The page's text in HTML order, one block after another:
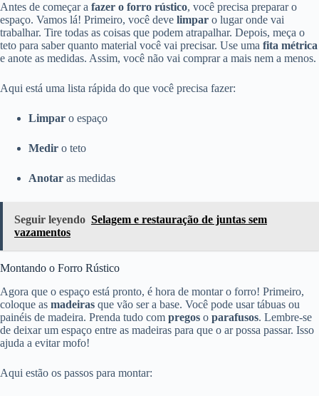
Antes de começar a fazer o forro rústico, você precisa preparar o
espaço. Vamos lá! Primeiro, você deve limpar o lugar onde vai
trabalhar. Tire todas as coisas que podem atrapalhar. Depois, meça o
teto para saber quanto material você vai precisar. Use uma fita métrica
e anote as medidas. Assim, você não vai comprar a mais nem a menos.
Aqui está uma lista rápida do que você precisa fazer:
Limpar o espaço
Medir o teto
Anotar as medidas
Seguir leyendo Selagem e restauração de juntas sem
vazamentos
Montando o Forro Rústico
Agora que o espaço está pronto, é hora de montar o forro! Primeiro,
coloque as madeiras que vão ser a base. Você pode usar tábuas ou
painéis de madeira. Prenda tudo com pregos o parafusos. Lembre-se
de deixar um espaço entre as madeiras para que o ar possa passar. Isso
ajuda a evitar mofo!
Aqui estão os passos para montar: